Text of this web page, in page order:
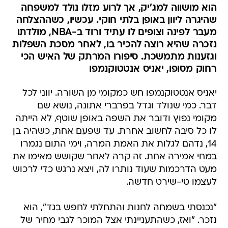
הוא מושווה למג'יק, אך לרוע מזלו נולד למשפחה
שהיגרה ליוון באופן בלתי חוקי. עכשיו, כשההצלחה
מעבר לפינה וצופים לו עתיד ורוד ב-NBA, מולדתו
נזכרה שהיא רוצה להכיר בו, לאחר מסכת השפלות
וגזענות מתמשכת. סיפורו המרתק של האיש הכי
רחוק מסופו, יאניס אנטטוקנמפו
יאניס אנטטוקנמפו חש כמקומי מן השורה. יווני לכל
דבר. כמי שנולד וגדל בפרברי אתונה, נושא שם
מקומי נפוץ ודובר את השפה באופן שוטף, לא הייתה
לו כל סיבה לחשוב אחרת. עד שפעם אחת, כשהיה בן
14, נדהם לגלות את האמת המרה, וימי התום נגמרו
במחי אמירה אחת. זה קרה לאחר שקושש מאימו את
מעט הדרכמות שעוד נותרו לה, ויצא נרגש כדי לרכוש
לעצמו טי-שירט חדשה.
"נכנסתי בשמחה לחנות והתחלתי לחפש בגד", הוא
נזכר. "ואז, כשהתעניינתי אצל המוכר לגבי מחיר של